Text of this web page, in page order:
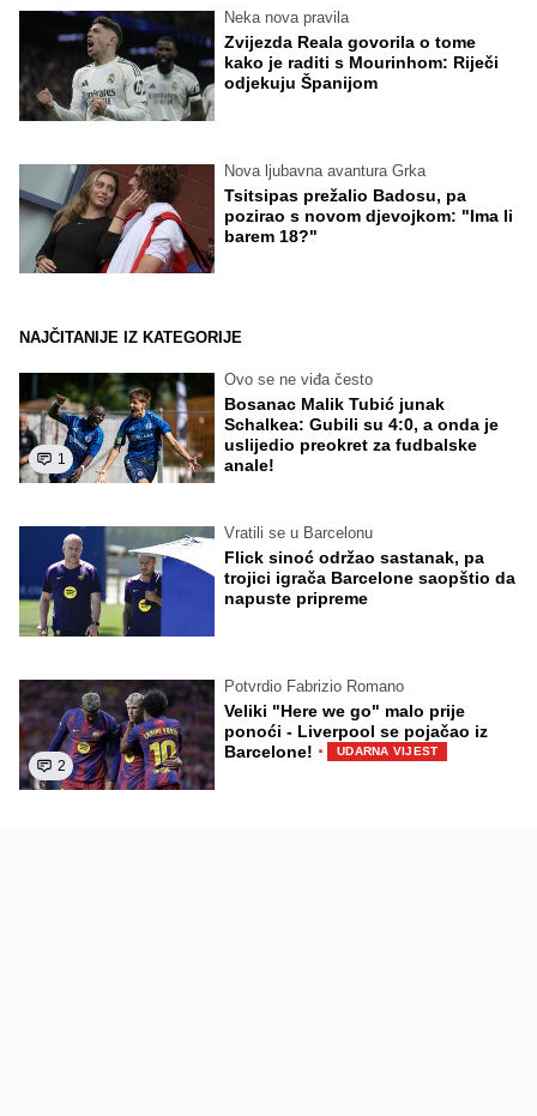
Neka nova pravila
Zvijezda Reala govorila o tome
kako je raditi s Mourinhom: Riječi
odjekuju Španijom
Nova ljubavna avantura Grka
Tsitsipas prežalio Badosu, pa
pozirao s novom djevojkom: "Ima li
barem 18?"
NAJČITANIJE IZ KATEGORIJE
1
Ovo se ne viđa često
Bosanac Malik Tubić junak
Schalkea: Gubili su 4:0, a onda je
uslijedio preokret za fudbalske
anale!
Vratili se u Barcelonu
Flick sinoć održao sastanak, pa
trojici igrača Barcelone saopštio da
napuste pripreme
2
Potvrdio Fabrizio Romano
Veliki "Here we go" malo prije
ponoći - Liverpool se pojačao iz
Barcelone! · UDARNA VIJEST